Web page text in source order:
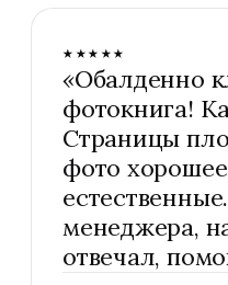
★★★★★
«Обалденно
фотокнига!
Страницы
фото
менеджера,
отвечал,